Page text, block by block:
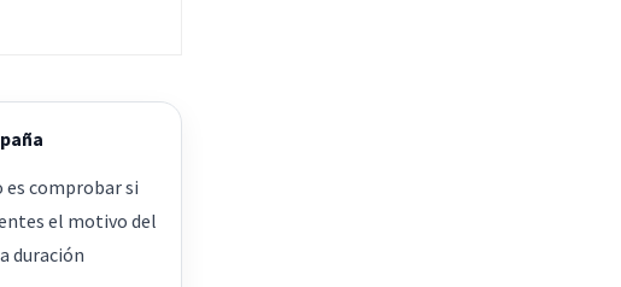
comprobar si
el motivo del
duración